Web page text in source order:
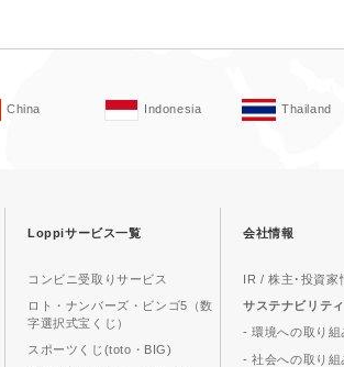
China Indonesia Thailand
Loppiサービス一覧
コンビニ受取りサービス
ロト・ナンバーズ・ビンゴ5（数
字選択式宝くじ）
スポーツくじ(toto・BIG)
会社情報
IR / 株主･投資家
サステナビリティ
- 環境への取り組
- 社会への取り組